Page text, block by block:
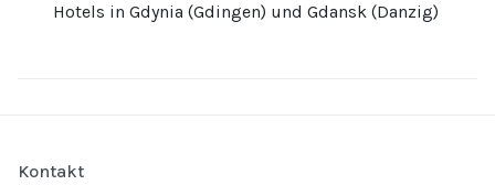
Hotels in Gdynia (Gdingen) und Gdansk (Danzig)
Kontakt